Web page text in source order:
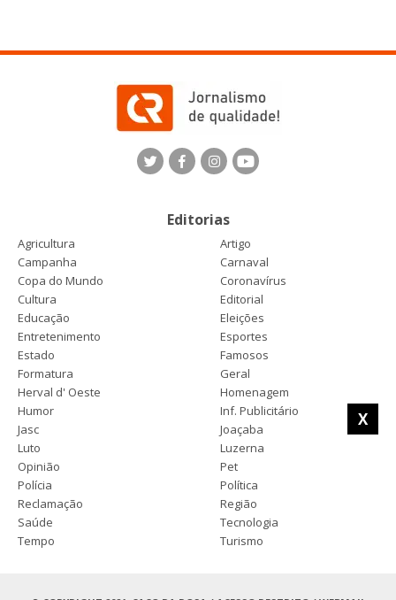
X
Editorias
Agricultura
Artigo
Campanha
Carnaval
Copa do Mundo
Coronavírus
Cultura
Editorial
Educação
Eleições
Entretenimento
Esportes
Estado
Famosos
Formatura
Geral
Herval d' Oeste
Homenagem
Humor
Inf. Publicitário
Jasc
Joaçaba
Luto
Luzerna
Opinião
Pet
Polícia
Política
Reclamação
Região
Saúde
Tecnologia
Tempo
Turismo